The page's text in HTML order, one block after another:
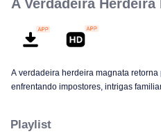
A Verdadeira Herdeira
A verdadeira herdeira magnata
enfrentando impostores, intrigas
Playlist